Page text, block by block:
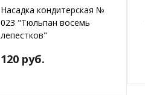
Насадка кондитерская №
023 "Тюльпан восемь
лепестков"
120 руб.